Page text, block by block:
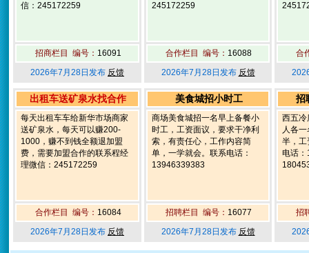
信：245172259
招商栏目 编号： 16091
2026年7月28日发布 反馈
245172259
合作栏目 编号： 16088
2026年7月28日发布 反馈
合
出租车送矿泉水找合作
每天出租车车给新华市场商家
送矿泉水，每天可以赚200-
1000，赚不到钱全额退加盟
费，需要加盟合作的联系程经
理微信：245172259
合作栏目 编号： 16084
2026年7月28日发布 反馈
美食城招小时工
商场美食城招一名早上备餐小
时工，工资面议，要求干净利
索，有责任心，工作内容简
单，一学就会。联系电话：
13946339383
招聘栏目 编号： 16077
2026年7月28日发布 反馈
招
西五冷
人各
半，工
电话
招